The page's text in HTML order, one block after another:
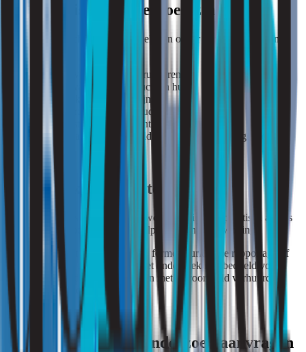
Wanneer is een onderzoek zinvol?
Een vocht- en schimmelonderzoek kan onder andere zinvol zijn
schimmelvorming blijft terugkeren;
sprake is van een muffe lucht in huis;
vochtplekken zichtbaar zijn;
condensproblemen aanhouden;
twijfel bestaat over de luchtkwaliteit;
eerdere maatregelen onvoldoende effect hebben gehad.
Belangrijk om te weten
Het onderzoek is bedoeld om bewoners inzicht en praktisch advies
te geven over vocht- en schimmelproblemen in de woning.
Wij stellen bij dit onderzoek geen formele juridische rapportage of
expertiserapport op. Daarom is het onderzoek niet bedoeld voor
juridische procedures of geschillen met bijvoorbeeld verhuurders,
aannemers of andere partijen.
Vocht- en schimmelonderzoek aanvragen